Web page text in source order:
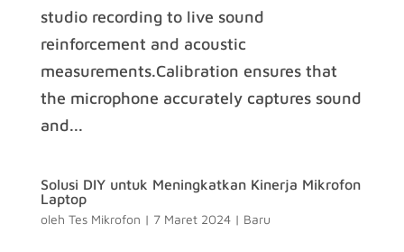
studio recording to live sound
reinforcement and acoustic
measurements.Calibration ensures that
the microphone accurately captures sound
and...
Solusi DIY untuk Meningkatkan Kinerja Mikrofon
Laptop
oleh Tes Mikrofon | 7 Maret 2024| Baru